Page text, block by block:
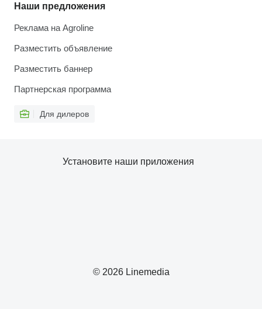
Наши предложения
Реклама на Agroline
Разместить объявление
Разместить баннер
Партнерская программа
Для дилеров
© 2026 Linemedia
Установите наши приложения